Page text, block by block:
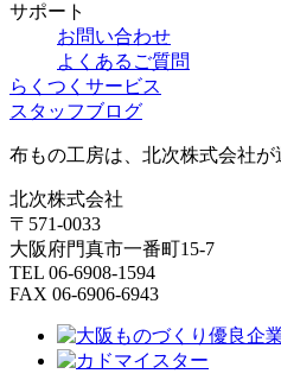
サポート
お問い合わせ
よくあるご質問
らくつくサービス
スタッフブログ
布もの工房は、北次株式会社が
北次株式会社
〒571-0033
大阪府門真市一番町15-7
TEL 06-6908-1594
FAX 06-6906-6943